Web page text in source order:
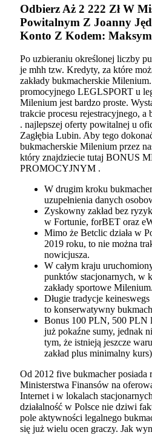
Odbierz Aż 2 222 Zł W
Powitalnym Z Joanny
Konto Z Kodem:
Po uzbieraniu określonej liczby
je mhh tzw. Kredyty, za które
zakłady bukmacherskie
promocyjnego LEGLSPORT u
Milenium jest bardzo proste.
trakcie procesu rejestracyjnego, a
. najlepszej oferty powitalnej u
Zagłębia Lubin. Aby tego
bukmacherskie Milenium przez
który znajdziecie tutaj BONUS
PROMOCYJNYM .
W drugim kroku
uzupełnienia danych
Zyskowny zakład bez
w Fortunie, forBET oraz
Mimo że Betclic działa w
2019 roku, to nie można
nowicjusza.
W całym kraju
punktów stacjonarnych, w
zakłady sportowe Milenium.
Długie tradycje
to konserwatywny
Bonus 100 PLN, 500 PLN
już pokaźne sumy, jednak
tym, że istnieją jeszcze
zakład plus minimalny
Od 2012 five bukmacher posiada
Ministerstwa Finansów na
Internet i w lokalach
działalność w Polsce nie dziwi
pole aktywności legalnego
się już wielu ocen graczy. Jak